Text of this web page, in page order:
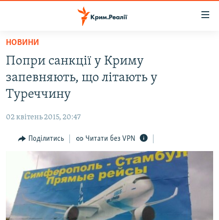
Перейти
основного
матеріалу
Перейти
до
основної
Перейти
ВОДА.КРИМ
ВІДЕО ТА ФОТО
БЛОГИ
ПОГЛЯД
ІНТЕРВ'Ю
ВСЕ ЗА ДЕНЬ
СПЕЦПРОЕКТИ
ДЕПОРТАЦІЯ
ЯК ОБІЙТИ БЛОКУВАННЯ
НОВИНИ
Попри санкції у Криму
запевняють, що літають у
Туреччину
02 квітень 2015, 20:47
Поділитись Читати без VPN